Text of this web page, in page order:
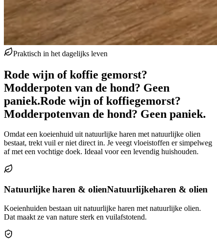
Praktisch in het dagelijks leven
Rode wijn of koffie gemorst?
Modderpoten van de hond? Geen
paniek.Rode wijn of koffiegemorst?
Modderpotenvan de hond? Geen paniek.
Omdat een koeienhuid uit natuurlijke haren met natuurlijke olien
bestaat, trekt vuil er niet direct in. Je veegt vloeistoffen er simpelweg
af met een vochtige doek. Ideaal voor een levendig huishouden.
Natuurlijke haren & olienNatuurlijkeharen & olien
Koeienhuiden bestaan uit natuurlijke haren met natuurlijke olien.
Dat maakt ze van nature sterk en vuilafstotend.